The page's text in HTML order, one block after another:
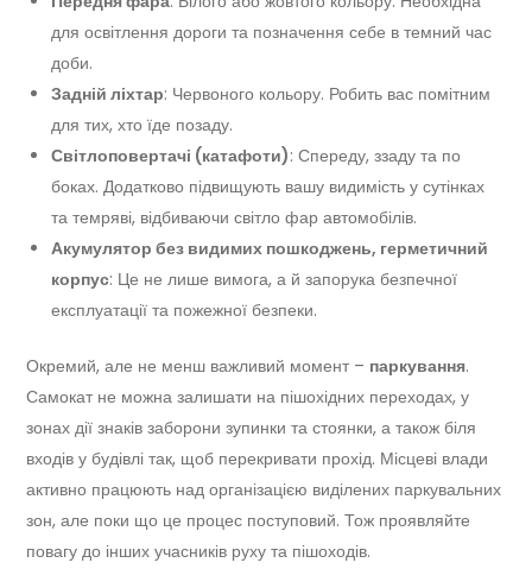
для освітлення дороги та позначення себе в темний час
доби.
Задній ліхтар: Червоного кольору. Робить вас помітним
для тих, хто їде позаду.
Світлоповертачі (катафоти): Спереду, ззаду та по
боках. Додатково підвищують вашу видимість у сутінках
та темряві, відбиваючи світло фар автомобілів.
Акумулятор без видимих пошкоджень, герметичний
корпус: Це не лише вимога, а й запорука безпечної
експлуатації та пожежної безпеки.
Окремий, але не менш важливий момент – паркування.
Самокат не можна залишати на пішохідних переходах, у
зонах дії знаків заборони зупинки та стоянки, а також біля
входів у будівлі так, щоб перекривати прохід. Місцеві влади
активно працюють над організацією виділених паркувальних
зон, але поки що це процес поступовий. Тож проявляйте
повагу до інших учасників руху та пішоходів.